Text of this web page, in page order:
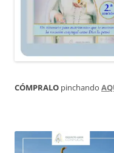
CÓMPRALO pinchando